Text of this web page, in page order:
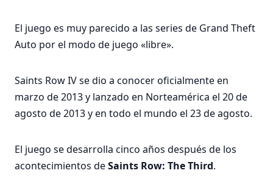
El juego es muy parecido a las series de Grand Theft
Auto por el modo de juego «libre».
Saints Row IV se dio a conocer oficialmente en
marzo de 2013 y lanzado en Norteamérica el 20 de
agosto de 2013 y en todo el mundo el 23 de agosto.
El juego se desarrolla cinco años después de los
acontecimientos deSaints Row: The Third.